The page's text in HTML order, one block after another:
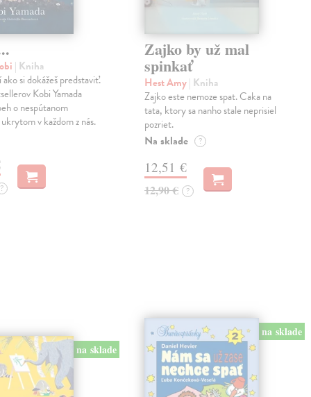
| Kniha
ako si dokážeš predstaviť.
Kobi Yamada
o nespútanom
v každom z nás.
?
Zajko by už mal
spinkať
Hest Amy| Kniha
Zajko este nemoze spat. Caka na
tata, ktory sa nanho stale neprisiel
pozriet.
Na sklade ?
12,51 €
12,90 € ?
na sklade
na sklade